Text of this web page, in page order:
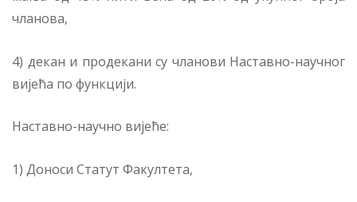
чланова,
4) декан и продекани су чланови Наставно-научног
вијећа по функцији.
Наставно-научно вијеће:
1) Доноси Статут Факултета,